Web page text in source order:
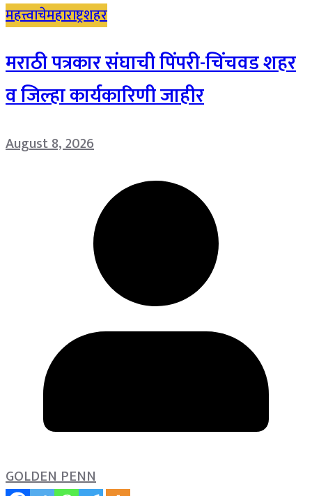
महत्त्वाचेमहाराष्ट्रशहर
मराठी पत्रकार संघाची पिंपरी-चिंचवड शहर
व जिल्हा कार्यकारिणी जाहीर
August 8, 2026
GOLDEN PENN